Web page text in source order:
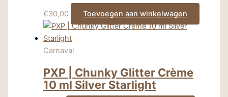
€30,00 Toevoegen aan winkelwagen
Carnaval
PXP | Chunky Glitter Crème
10 ml Silver Starlight